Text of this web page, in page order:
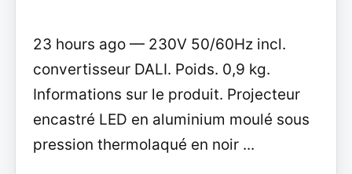
23 hours ago — 230V 50/60Hz incl.
convertisseur DALI. Poids. 0,9 kg.
Informations sur le produit. Projecteur
encastré LED en aluminium moulé sous
pression thermolaqué en noir ...